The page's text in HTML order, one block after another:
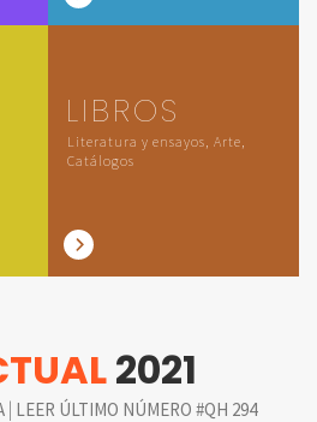
LIBROS
Literatura y ensayos, Arte,
Catálogos
2021
| LEER ÚLTIMO NÚMERO #QH 294